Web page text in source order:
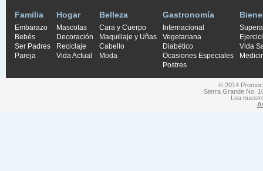
Familia
Embarazo
Bebés
Ser Padres
Pareja
Hogar
Mascotas
Decoración
Reciclaje
Vida Actual
Belleza
Cara y Cuerpo
Maquillaje y Uñas
Cabello
Moda
Gastronomía
Internacional
Vegetariana
Diabético
Ocasiones Especiales
Postres
Vida
© 2014
Sierra Grande No.
Lea